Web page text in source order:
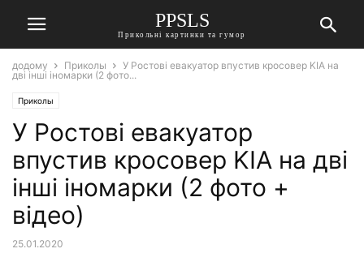
PPSLS
Прикольні картинки та гумор
додому Приколы
У Ростові евакуатор впустив кросовер KIA на
дві інші іномарки (2 фото...
Приколы
У Ростові евакуатор
впустив кросовер KIA на дві
інші іномарки (2 фото +
відео)
25.01.2020